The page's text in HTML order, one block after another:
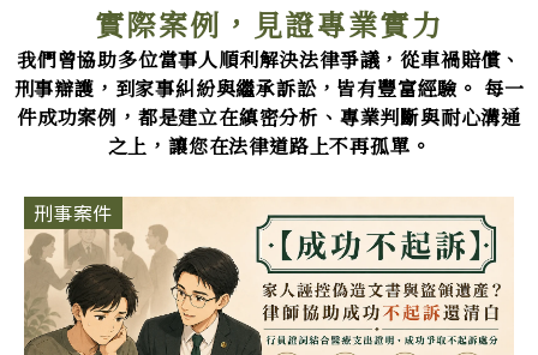
實際案例，見證專業實力
我們曾協助多位當事人順利解決法律爭議，從車禍賠償、
刑事辯護，到家事糾紛與繼承訴訟，皆有豐富經驗。 每一
件成功案例，都是建立在縝密分析、專業判斷與耐心溝通
之上， 讓您在法律道路上不再孤單。
刑事案件
P
g
e
P
a
e
P
a
g
e
P
a
g
e
P
a
g
e